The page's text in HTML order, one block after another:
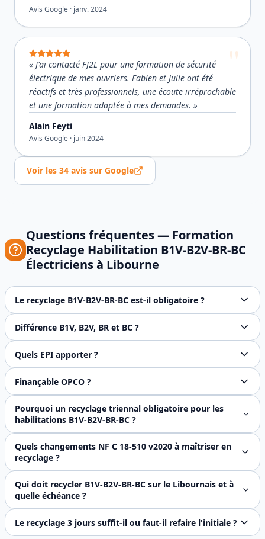
Avis Google · janv. 2024
« J'ai contacté FJ2L pour une formation de sécurité
électrique de mes ouvriers. Fabien et Julie ont été
réactifs et très professionnels, une écoute irréprochable
et une formation adaptée à mes demandes. »
Alain Feyti
Avis Google · juin 2024
Voir les 34 avis sur Google
Questions fréquentes — Formation
Recyclage Habilitation B1V-B2V-BR-BC
Électriciensà Libourne
Le recyclage B1V-B2V-BR-BC est-il obligatoire ?
Oui, la norme NF C18-510 recommande un recyclage
Différence B1V, B2V, BR et BC ?
B1V : exécutant, B2V : chargé de travaux, BR :
Quels EPI apporter ?
Gants isolants, chaussures de sécurité et écran facial
Finançable OPCO ?
Oui, formation certifiée Qualiopi éligible au financement
Pourquoi un recyclage triennal obligatoire pour les
habilitations B1V-B2V-BR-BC ?
Le **recyclage triennal** est une **recommandation
Quels changements NF C 18-510 v2020 à maîtriser en
recyclage ?
La **version 2020** de la NF C 18-510 (applicable
Qui doit recycler B1V-B2V-BR-BC sur le Libournais et à
quelle échéance ?
Le **recyclage triennal** concerne **tous les
Le recyclage 3 jours suffit-il ou faut-il refaire l'initiale ?